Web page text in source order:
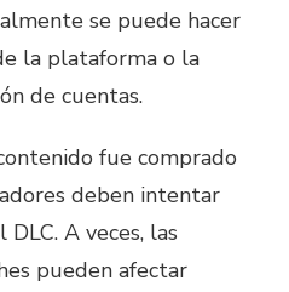
se puede hacer
la plataforma o la
de cuentas.
fue comprado
deben intentar
A veces, las
pueden afectar